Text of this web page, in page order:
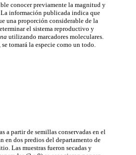
conocer previamente la magnitud y
información publicada indica que
una proporción considerable de la
el sistema reproductivo y
utilizando marcadores moleculares.
tomará la especie como un todo.
a partir de semillas conservadas en el
en dos predios del departamento de
Las muestras fueron secadas y